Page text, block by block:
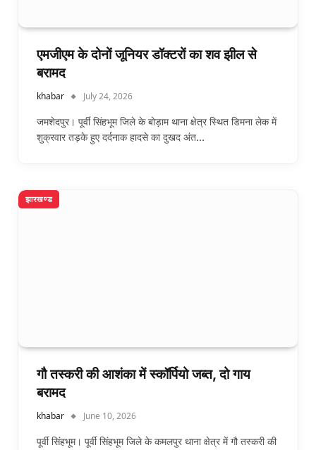
एमजीएम के दोनों जूनियर डॉक्टरों का शव झील से
बरामद
khabar July 24, 2026
जमशेदपुर। पूर्वी सिंहभूम जिले के बोड़ाम थाना क्षेत्र स्थित डिमना लेक में
शुक्रवार तड़के हुए दर्दनाक हादसे का दुखद अंत…
झारखण्ड
गौ तस्करी की आशंका में स्कॉर्पियो जब्त, दो गाय
बरामद
khabar June 10, 2026
पूर्वी सिंहभूम। पूर्वी सिंहभूम जिले के कमलपुर थाना क्षेत्र में गौ तस्करी की